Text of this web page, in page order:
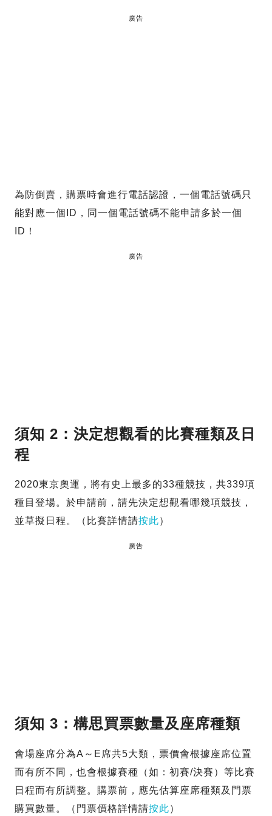
廣告
為防倒賣，購票時會進行電話認證，一個電話號碼只
能對應一個ID，同一個電話號碼不能申請多於一個
ID！
廣告
須知 2：決定想觀看的比賽種類及日
程
2020東京奧運，將有史上最多的33種競技，共339項
種目登場。於申請前，請先決定想觀看哪幾項競技，
並草擬日程。（比賽詳情請按此）
廣告
須知 3：構思買票數量及座席種類
會場座席分為A～E席共5大類，票價會根據座席位置
而有所不同，也會根據賽種（如：初賽/決賽）等比賽
日程而有所調整。購票前，應先估算座席種類及門票
購買數量。（門票價格詳情請按此）